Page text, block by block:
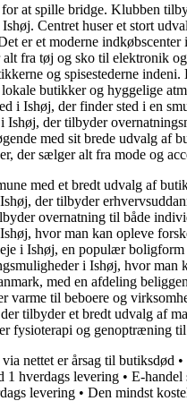
at spille bridge. Klubben
Centret huser et stort
er et moderne
fra tøj og sko til elektronik
og spisestederne
butikker og hyggelige
i Ishøj, der finder sted i en
der tilbyder
med sit brede udvalg af
sælger alt fra mode og
med et bredt udvalg af
der tilbyder
overnatning til både
hvor man kan opleve
i Ishøj, en populær boligform
i Ishøj, hvor man
med en afdeling
varme til beboere og
tilbyder et bredt udvalg af
fysioterapi og genoptræning
nettet er årsag til butiksdød •
1 hverdags levering • E-handel
levering • Den mindst